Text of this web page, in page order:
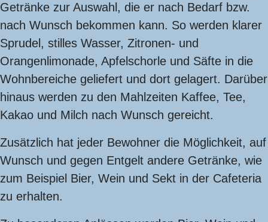
Getränke zur Auswahl, die er nach Bedarf bzw.
nach Wunsch bekommen kann. So werden klarer
Sprudel, stilles Wasser, Zitronen- und
Orangenlimonade, Apfelschorle und Säfte in die
Wohnbereiche geliefert und dort gelagert. Darüber
hinaus werden zu den Mahlzeiten Kaffee, Tee,
Kakao und Milch nach Wunsch gereicht.
Zusätzlich hat jeder Bewohner die Möglichkeit, auf
Wunsch und gegen Entgelt andere Getränke, wie
zum Beispiel Bier, Wein und Sekt in der Cafeteria
zu erhalten.